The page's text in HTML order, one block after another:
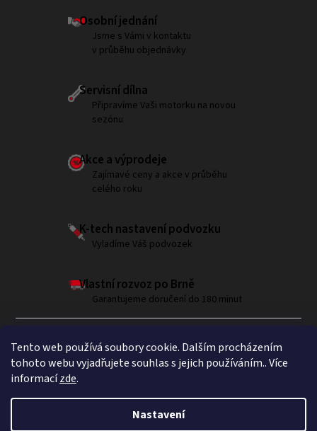
Tento web používá soubory cookie. Dalším procházením
tohoto webu vyjadřujete souhlas s jejich používáním.. Více
informacízde.
Nastavení
Osobní jednání
Jsme s Vámi v kontaktu
v průběhu objednávky
Servisní dílna
Připravíme Vaši motorku na novou
sezónu
Akce a výprodeje
Zajímavé ceny a akce v průběhu
celého roku
K-tech nastavení podvozku
Vyladíme Váš podvozek
Vlastní rozvoz po Brně
Garantujeme doručení do 180 minut